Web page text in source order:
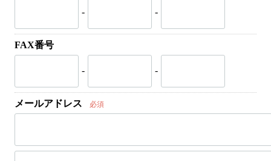
- -
FAX番号
- -
メールアドレス 必須